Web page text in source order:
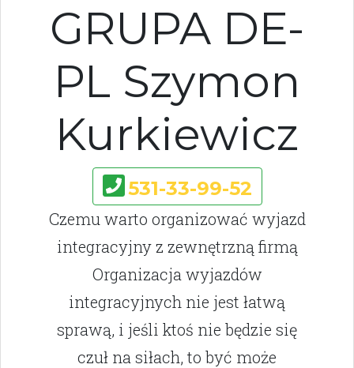
GRUPA DE-
PL Szymon
Kurkiewicz
531-33-99-52
Czemu warto organizować wyjazd
integracyjny z zewnętrzną firmą
Organizacja wyjazdów
integracyjnych nie jest łatwą
sprawą, i jeśli ktoś nie będzie się
czuł na siłach, to być może